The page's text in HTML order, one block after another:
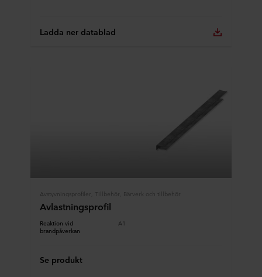
Ladda ner datablad
Avstyvningsprofiler, Tillbehör, Bärverk och tillbehör
Avlastningsprofil
Reaktion vid
brandpåverkan
A1
Se produkt